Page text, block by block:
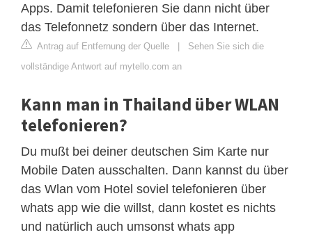
Apps. Damit telefonieren Sie dann nicht über
das Telefonnetz sondern über das Internet.
Antrag auf Entfernung der Quelle | Sehen Sie sich die
vollständige Antwort auf mytello.com an
Kann man in Thailand über WLAN
telefonieren?
Du mußt bei deiner deutschen Sim Karte nur
Mobile Daten ausschalten. Dann kannst du über
das Wlan vom Hotel soviel telefonieren über
whats app wie die willst, dann kostet es nichts
und natürlich auch umsonst whats app